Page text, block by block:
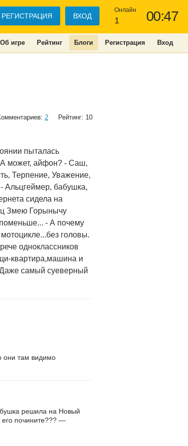
00:47
Онлайн
1
РЕГИСТРАЦИЯ ВХОД
Об игре Рейтинг Блоги Регистрация Вход
2 Рейтинг: 10
пыталась
может, айфон? - Саш,
Терпение, Уважение,
Альцгеймер, бабушка,
сидела на
Змею Горынычу
- А почему
головы.
одноклассников
квартира,машина и
Даже самый суеверный
они там видимо
решила на Новый
почините??? —